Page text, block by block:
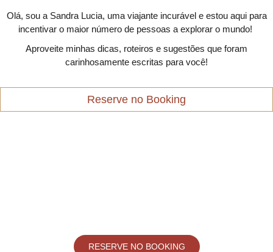
Olá, sou a Sandra Lucia, uma viajante incurável e estou aqui para
incentivar o maior número de pessoas a explorar o mundo!
Aproveite minhas dicas, roteiros e sugestões que foram
carinhosamente escritas para você!
Reserve no Booking
RESERVE NO BOOKING